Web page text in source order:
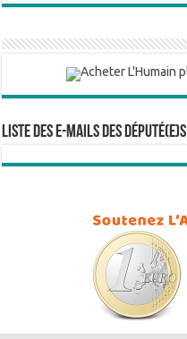
Liste des e-mails des député(e)s